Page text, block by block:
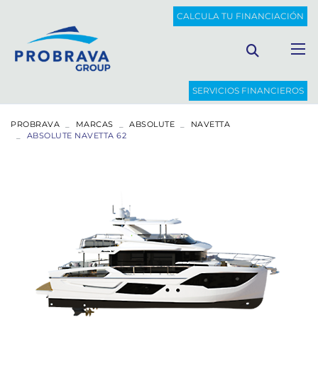
CALCULA TU FINANCIACIÓN
SERVICIOS FINANCIEROS
PROBRAVA MARCAS ABSOLUTE
NAVETTA
ABSOLUTE NAVETTA 62